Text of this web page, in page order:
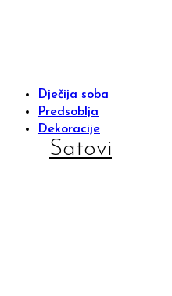
Dječija soba
Predsoblja
Dekoracije
Satovi